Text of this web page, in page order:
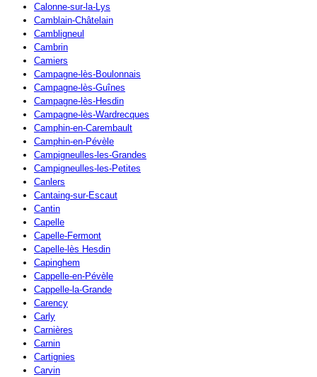
Calonne-sur-la-Lys
Camblain-Châtelain
Cambligneul
Cambrin
Camiers
Campagne-lès-Boulonnais
Campagne-lès-Guînes
Campagne-lès-Hesdin
Campagne-lès-Wardrecques
Camphin-en-Carembault
Camphin-en-Pévèle
Campigneulles-les-Grandes
Campigneulles-les-Petites
Canlers
Cantaing-sur-Escaut
Cantin
Capelle
Capelle-Fermont
Capelle-lès Hesdin
Capinghem
Cappelle-en-Pévèle
Cappelle-la-Grande
Carency
Carly
Carnières
Carnin
Cartignies
Carvin